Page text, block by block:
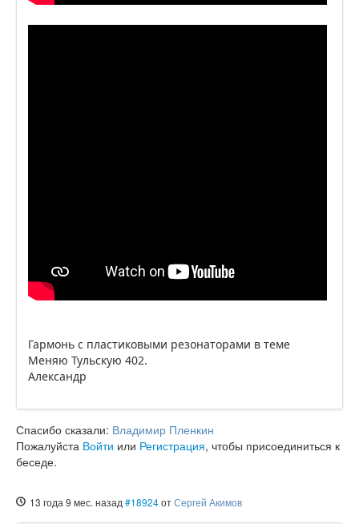
Гармонь с пластиковыми резонаторами в теме
Меняю Тульскую 402.
Александр
Спасибо сказали: Владимир Пленкин
Пожалуйста Войти или Регистрация, чтобы присоединиться к
беседе.
13 года 9 мес. назад #18924отСергей Акимов